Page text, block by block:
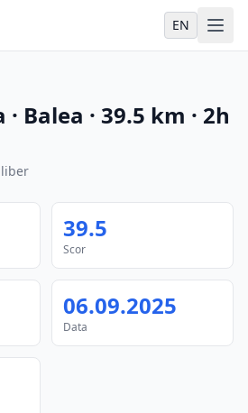
EN
· Balea · 39.5 km · 2h
39.5
Scor
06.09.2025
Data